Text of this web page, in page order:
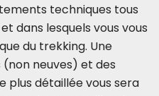
techniques tous
dans lesquels vous vous
du trekking. Une
neuves) et des
plus détaillée vous sera